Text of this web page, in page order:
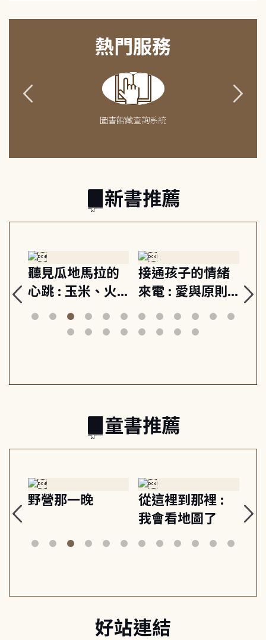
熱門服務
圖書館藏查詢系統
新書推薦
聽見瓜地馬拉的
心跳 : 玉米、火
山與信仰, 外交官
筆下的現代馬雅
接通孩子的情緒
來電 : 愛與原則,
建立教養的安定
節奏 22個行動練
關
童書推薦
野營那一晚
從這裡到那裡 :
我會看地圖了
美
好站連結